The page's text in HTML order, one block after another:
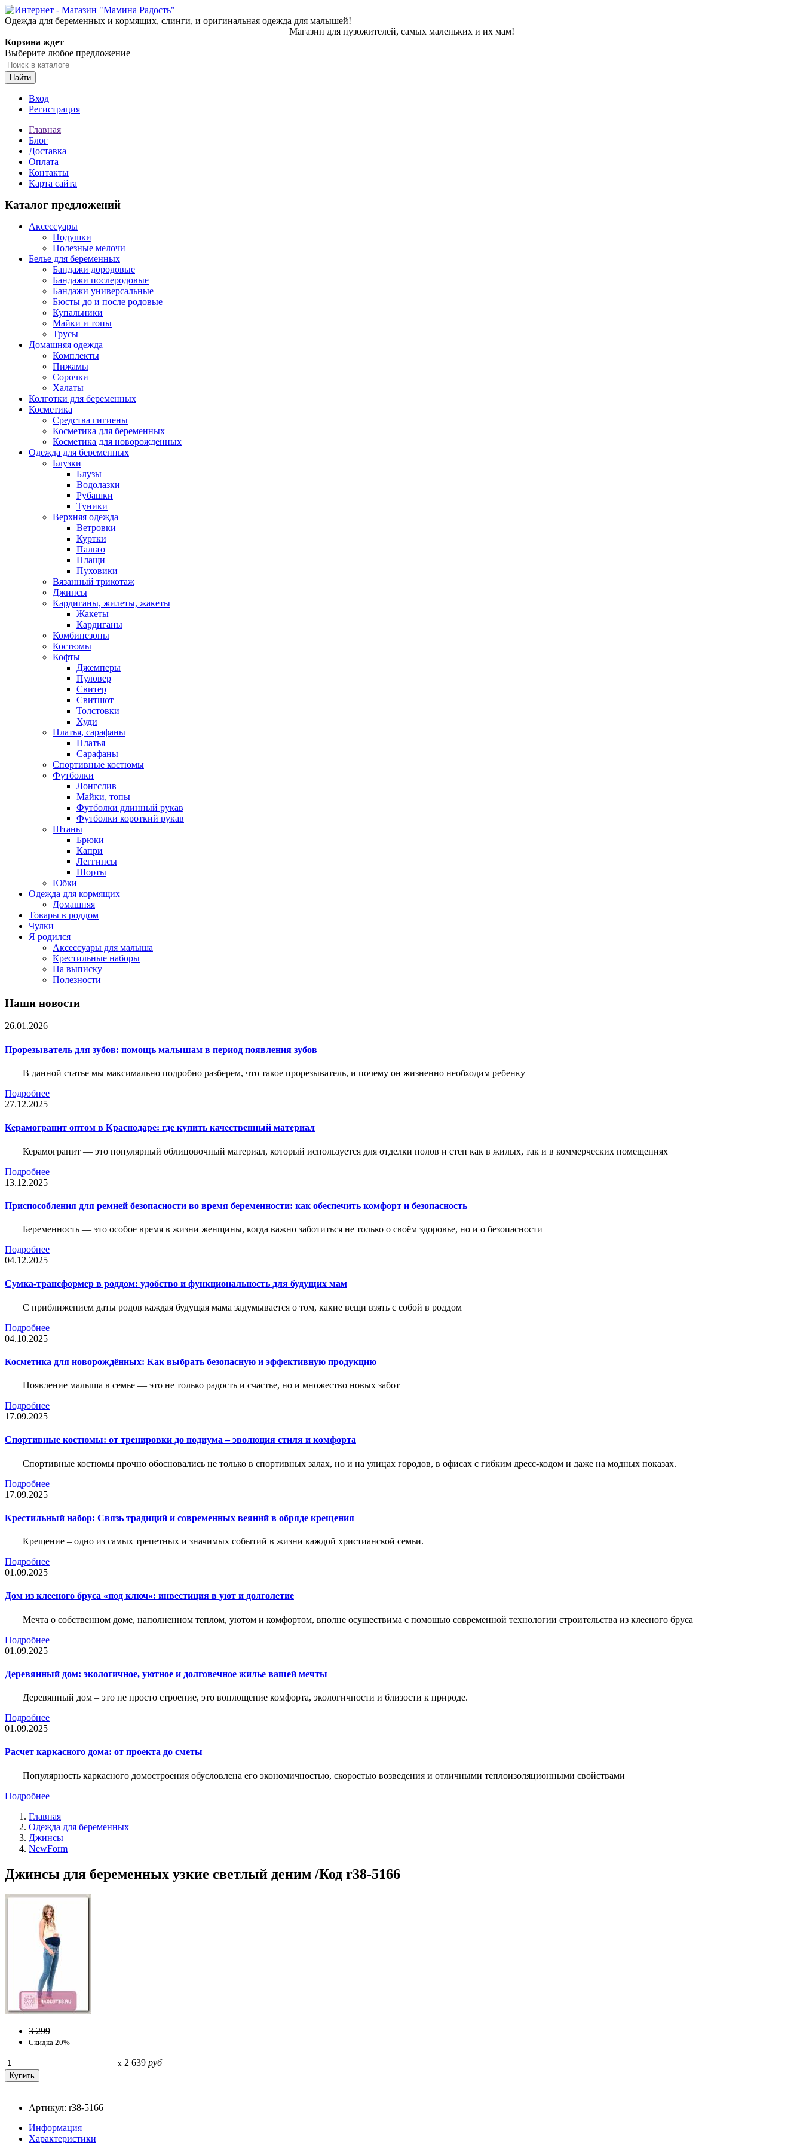
Одежда для беременных и кормящих, слинги, и оригинальная одежда для малышей!
Магазин для пузожителей, самых маленьких и их мам!
Корзина ждет
Выберите любое предложение
Найти
Вход
Регистрация
Главная
Блог
Доставка
Оплата
Контакты
Карта сайта
Каталог предложений
Аксессуары
Подушки
Полезные мелочи
Белье для беременных
Бандажи дородовые
Бандажи послеродовые
Бандажи универсальные
Бюсты до и после родовые
Купальники
Майки и топы
Трусы
Домашняя одежда
Комплекты
Пижамы
Сорочки
Халаты
Колготки для беременных
Косметика
Cредства гигиены
Косметика для беременных
Косметика для новорожденных
Одежда для беременных
Блузки
Блузы
Водолазки
Рубашки
Туники
Верхняя одежда
Ветровки
Куртки
Пальто
Плащи
Пуховики
Вязанный трикотаж
Джинсы
Кардиганы, жилеты, жакеты
Жакеты
Кардиганы
Комбинезоны
Костюмы
Кофты
Джемперы
Пуловер
Свитер
Свитшот
Толстовки
Худи
Платья, сарафаны
Платья
Сарафаны
Спортивные костюмы
Футболки
Лонгслив
Майки, топы
Футболки длинный рукав
Футболки короткий рукав
Штаны
Брюки
Капри
Леггинсы
Шорты
Юбки
Одежда для кормящих
Домашняя
Товары в роддом
Чулки
Я родился
Аксессуары для малыша
Крестильные наборы
На выписку
Полезности
Наши новости
26.01.2026
Прорезыватель для зубов: помощь малышам в период появления зубов
В данной статье мы максимально подробно разберем, что такое прорезыватель, и почему он жизненно необходим ребенку
Подробнее
27.12.2025
Керамогранит оптом в Краснодаре: где купить качественный материал
Керамогранит — это популярный облицовочный материал, который используется для отделки полов и стен как в жилых, так и в коммерческих помещениях
Подробнее
13.12.2025
Приспособления для ремней безопасности во время беременности: как обеспечить комфорт и безопасность
Беременность — это особое время в жизни женщины, когда важно заботиться не только о своём здоровье, но и о безопасности
Подробнее
04.12.2025
Сумка-трансформер в роддом: удобство и функциональность для будущих мам
С приближением даты родов каждая будущая мама задумывается о том, какие вещи взять с собой в роддом
Подробнее
04.10.2025
Косметика для новорождённых: Как выбрать безопасную и эффективную продукцию
Появление малыша в семье — это не только радость и счастье, но и множество новых забот
Подробнее
17.09.2025
Спортивные костюмы: от тренировки до подиума – эволюция стиля и комфорта
Спортивные костюмы прочно обосновались не только в спортивных залах, но и на улицах городов, в офисах с гибким дресс-кодом и даже на модных показах.
Подробнее
17.09.2025
Крестильный набор: Связь традиций и современных веяний в обряде крещения
Крещение – одно из самых трепетных и значимых событий в жизни каждой христианской семьи.
Подробнее
01.09.2025
Дом из клееного бруса «под ключ»: инвестиция в уют и долголетие
Мечта о собственном доме, наполненном теплом, уютом и комфортом, вполне осуществима с помощью современной технологии строительства из клееного бруса
Подробнее
01.09.2025
Деревянный дом: экологичное, уютное и долговечное жилье вашей мечты
Деревянный дом – это не просто строение, это воплощение комфорта, экологичности и близости к природе.
Подробнее
01.09.2025
Расчет каркасного дома: от проекта до сметы
Популярность каркасного домостроения обусловлена его экономичностью, скоростью возведения и отличными теплоизоляционными свойствами
Подробнее
Главная
Одежда для беременных
Джинсы
NewForm
Джинсы для беременных узкие светлый деним /Код r38-5166
3 299
Скидка 20%
x 2 639 руб
Артикул: r38-5166
Информация
Характеристики